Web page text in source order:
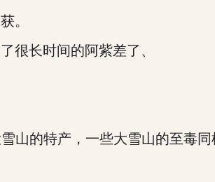
。
长时间的阿紫差了、
的特产，一些大雪山的至毒同